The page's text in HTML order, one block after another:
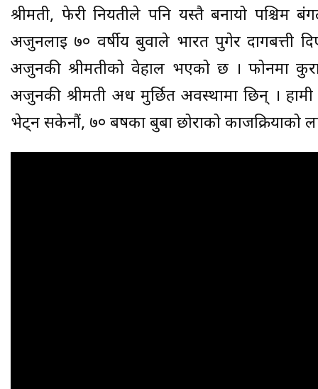
श्रीमती, फेरी नियतीले पनि यस्तै बनायो पश्चिम
अर्जुनलाई ७० वर्षीय बुवाले भारत पुगेर दागबत्ती
अर्जुनकी श्रीमतीको वेहाल भएको छ । फोनमा
अर्जुनकी श्रीमती अर्ध मुर्छित अवस्थामा छिन् ।
भेट्न सकेनौं, ७० बर्षका बुबा छोराको काजक्रियाको